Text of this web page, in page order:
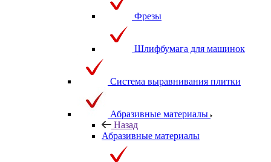
Фрезы
Шлифбумага для машинок
Система выравнивания плитки
Абразивные материалы
Назад
Абразивные материалы